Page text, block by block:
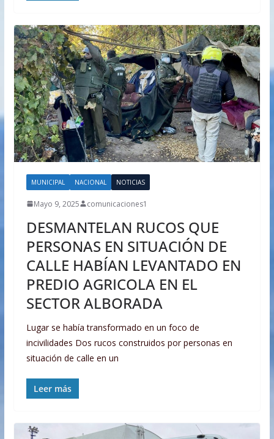
MUNICIPAL NACIONAL NOTICIAS
Mayo 9, 2025 comunicaciones1
DESMANTELAN RUCOS QUE
PERSONAS EN SITUACIÓN DE
CALLE HABÍAN LEVANTADO EN
PREDIO AGRICOLA EN EL
SECTOR ALBORADA
Lugar se había transformado en un foco de
incivilidades Dos rucos construidos por personas en
situación de calle en un
Leer más